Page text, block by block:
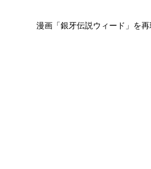
漫画「銀牙伝説ウィード」を再